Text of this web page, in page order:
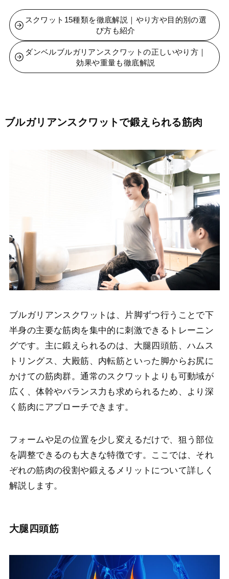
スクワット15種類を徹底解説｜やり方や目的別の選
び方も紹介
ダンベルブルガリアンスクワットの正しいやり方｜
効果や重量も徹底解説
ブルガリアンスクワットで鍛えられる筋肉
ブルガリアンスクワットは、片脚ずつ行うことで下
半身の主要な筋肉を集中的に刺激できるトレーニン
グです。主に鍛えられるのは、大腿四頭筋、ハムス
トリングス、大殿筋、内転筋といった脚からお尻に
かけての筋肉群。通常のスクワットよりも可動域が
広く、体幹やバランス力も求められるため、より深
く筋肉にアプローチできます。
フォームや足の位置を少し変えるだけで、狙う部位
を調整できるのも大きな特徴です。ここでは、それ
ぞれの筋肉の役割や鍛えるメリットについて詳しく
解説します。
大腿四頭筋